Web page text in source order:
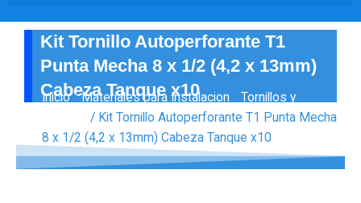
Kit Tornillo Autoperforante T1
Punta Mecha 8 x 1/2 (4,2 x 13mm)
Cabeza Tanque x10
Inicio/Materiales para Instalacion
Tornillos y
/ Kit Tornillo Autoperforante T1 Punta Mecha
8 x 1/2 (4,2 x 13mm) Cabeza Tanque x10